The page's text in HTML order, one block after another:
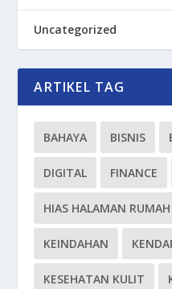
Uncategorized
ARTIKEL TAG
BAHAYA BISNIS
DIGITAL FINANCE
HIAS HALAMAN RUMAH
KEINDAHAN
KESEHATAN KULIT